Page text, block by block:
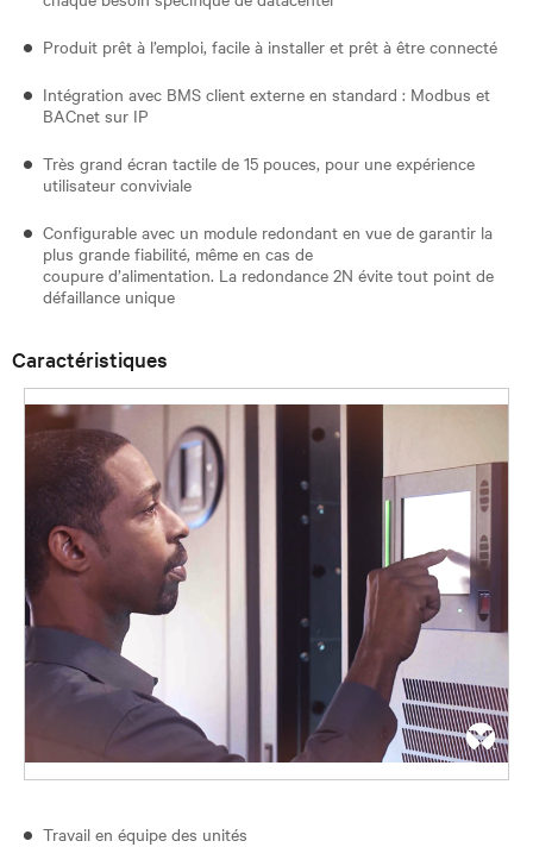
Produit prêt à l’emploi, facile à installer et prêt à être connecté
Intégration avec BMS client externe en standard : Modbus et
BACnet sur IP
Très grand écran tactile de 15 pouces, pour une expérience
utilisateur conviviale
Configurable avec un module redondant en vue de garantir la
plus grande fiabilité, même en cas de
coupure d’alimentation. La redondance 2N évite tout point de
défaillance unique
Caractéristiques
Travail en équipe des unités